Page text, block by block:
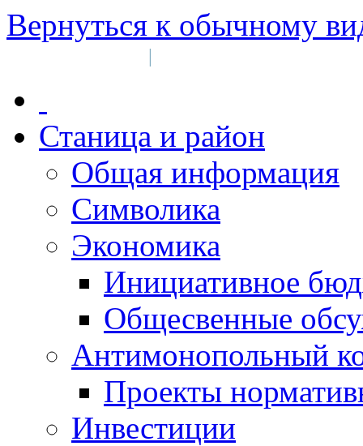
Вернуться к обычному
|
Станица и район
Общая информация
Символика
Экономика
Инициативное
Общесвенные
Антимонопольный
Проекты
Инвестиции